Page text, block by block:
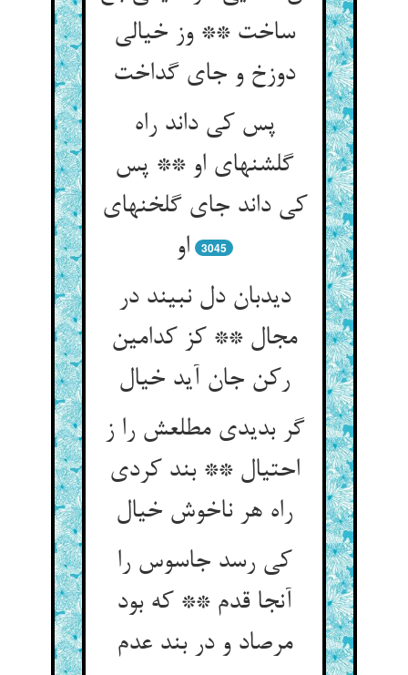
ساخت ** وز خیالی
دوزخ و جای گداخت
پس کی داند راه
گلشنهای او ** پس
کی داند جای گلخنهای
او
3045
دیدبان دل نبیند در
مجال ** کز کدامین
رکن جان آید خیال
گر بدیدی مطلعش را ز
احتیال ** بند کردی
راه هر ناخوش خیال
کی رسد جاسوس را
آنجا قدم ** که بود
مرصاد و در بند عدم